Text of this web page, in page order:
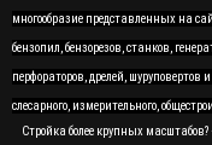
многообразие представленных на
бензопил, бензорезов, станков,
перфораторов, дрелей, шуруповертов
слесарного, измерительного,
Стройка более крупных